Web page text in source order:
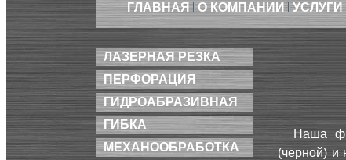
ГЛАВНАЯ О КОМПАНИИ УСЛУГИ
ЛАЗЕРНАЯ РЕЗКА
ПЕРФОРАЦИЯ
ГИДРОАБРАЗИВНАЯ
ГИБКА
МЕХАНООБРАБОТКА
Наша
(черной) и